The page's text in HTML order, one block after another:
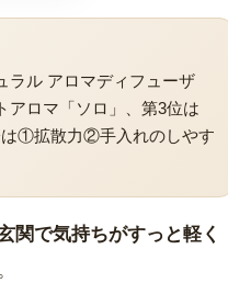
ラル アロマディフューザ
アロマ「ソロ」、第3位は
は①拡散力②手入れのしやす
関で気持ちがすっと軽く